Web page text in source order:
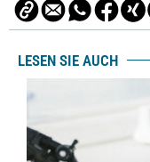
LESEN SIE AUCH